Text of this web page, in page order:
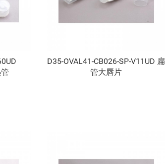
D35-OVAL41-CB026-SP-V11UD 扁
管大唇片